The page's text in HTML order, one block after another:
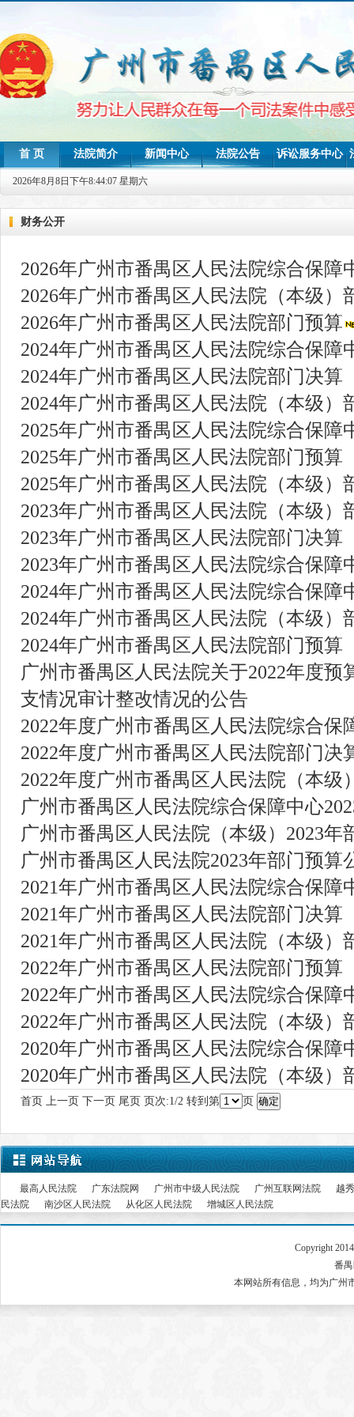
首 页 法院简介 新闻中心 法院公告 诉讼服务中心
司法统计
2026年8月8日下午8:44:08 星期六
财务公开
2026年广州市番禺区人民法院综合保障
2026年广州市番禺区人民法院（本级）
2026年广州市番禺区人民法院部门预算
2024年广州市番禺区人民法院综合保障
2024年广州市番禺区人民法院部门决算
2024年广州市番禺区人民法院（本级）
2025年广州市番禺区人民法院综合保障
2025年广州市番禺区人民法院部门预算
2025年广州市番禺区人民法院（本级）
2023年广州市番禺区人民法院（本级）
2023年广州市番禺区人民法院部门决算
2023年广州市番禺区人民法院综合保障
2024年广州市番禺区人民法院综合保障
2024年广州市番禺区人民法院（本级）
2024年广州市番禺区人民法院部门预算
广州市番禺区人民法院关于2022年度预
支情况审计整改情况的公告
2022年度广州市番禺区人民法院综合保
2022年度广州市番禺区人民法院部门决
2022年度广州市番禺区人民法院（本级
广州市番禺区人民法院综合保障中心
广州市番禺区人民法院（本级）2023年
广州市番禺区人民法院2023年部门预算
2021年广州市番禺区人民法院综合保障
2021年广州市番禺区人民法院部门决算
2021年广州市番禺区人民法院（本级）
2022年广州市番禺区人民法院部门预算
2022年广州市番禺区人民法院综合保障
2022年广州市番禺区人民法院（本级）
2020年广州市番禺区人民法院综合保障
2020年广州市番禺区人民法院（本级）
首页 上一页 下一页 尾页 页次:1/2 转到第 页
最高人民法院 广东法院网 广州市中级人民法院 广州互联网法院
越
民法院
南沙区人民法院 从化区人民法院 增城区人民法院
Copyright
番
本网站所有信息，均为广州